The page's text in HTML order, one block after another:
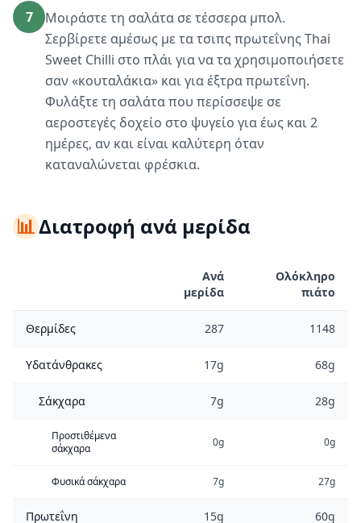
7
Μοιράστε τη σαλάτα σε τέσσερα μπολ.
Σερβίρετε αμέσως με τα τσιπς πρωτεΐνης Thai
Sweet Chilli στο πλάι για να τα χρησιμοποιήσετε
σαν «κουταλάκια» και για έξτρα πρωτεΐνη.
Φυλάξτε τη σαλάτα που περίσσεψε σε
αεροστεγές δοχείο στο ψυγείο για έως και 2
ημέρες, αν και είναι καλύτερη όταν
καταναλώνεται φρέσκια.
📊Διατροφή ανά μερίδα
Ανά
μερίδα
Ολόκληρο
πιάτο
Θερμίδες 287 1148
Υδατάνθρακες 17g 68g
Σάκχαρα 7g 28g
Προστιθέμενα
σάκχαρα
0g 0g
Φυσικά σάκχαρα 7g 27g
Πρωτεΐνη 15g 60g